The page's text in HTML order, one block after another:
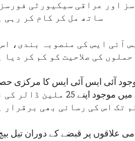
اور عراقی سیکیورٹی
ساتھ مل کر کام کر رہی
آئی ایس کی منصوبہ بندی،
کی صلاحیت کو کم کر دیا
آئی ایس آئی ایس کا مرکزی
اس کی کور بدستوربرقرار ہے اور شام اور عراق میں موجود اپنے 25
تک اس کی رسائی بھی برقرار
تک عراقی اور شامی علاقوں پر قبضے کے دوران تیل